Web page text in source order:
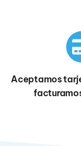
Aceptamos